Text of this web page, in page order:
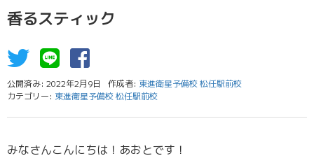
香るスティック
公開済み: 2022年2月9日 作成者: 東進衛星予備校 松任駅前校
カテゴリー: 東進衛星予備校 松任駅前校
みなさんこんにちは！あおとです！